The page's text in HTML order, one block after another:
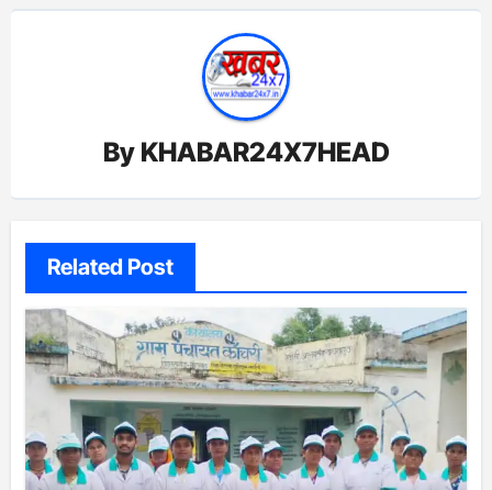
By KHABAR24X7HEAD
Related Post